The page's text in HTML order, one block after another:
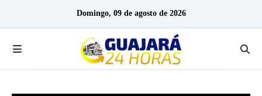
Domingo, 09 de agosto de 2026